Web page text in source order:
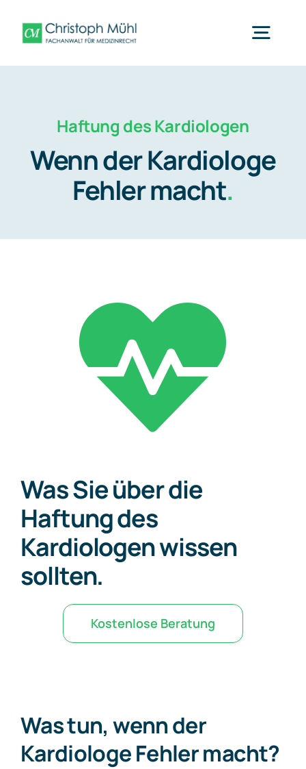
Inhalt
springen
Fachbereiche
Über uns
Kontakt
Haftung des Kardiologen
Wenn der Kardiologe
Fehler macht.
Was Sie über die
Haftung des
Kardiologen wissen
sollten.
Kostenlose Beratung
Was tun, wenn der
Kardiologe Fehler macht?